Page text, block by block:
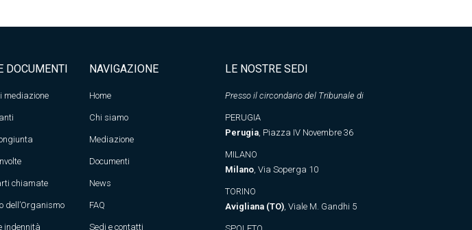
DOCUMENTI
mediazione
chiamate
dell’Organismo
indennità
NAVIGAZIONE
Home
Chi siamo
Mediazione
Documenti
News
FAQ
Sedi e contatti
LE NOSTRE SEDI
Presso il circondario del Tribunale di
PERUGIA
Perugia, Piazza IV Novembre 36
MILANO
Milano, Via Soperga 10
TORINO
Avigliana (TO), Viale M. Gandhi 5